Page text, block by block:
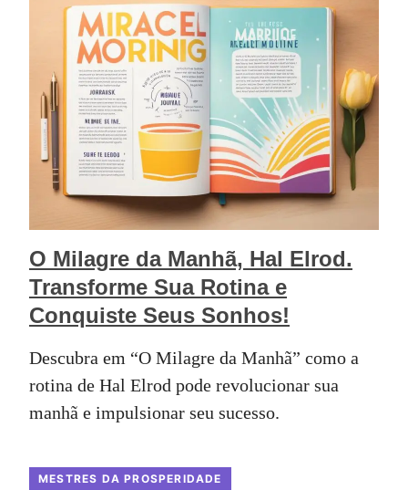
O Milagre da Manhã, Hal Elrod.
Transforme Sua Rotina e
Conquiste Seus Sonhos!
Descubra em “O Milagre da Manhã” como a
rotina de Hal Elrod pode revolucionar sua
manhã e impulsionar seu sucesso.
MESTRES DA PROSPERIDADE